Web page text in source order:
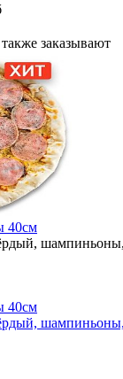
заказывают
40см
40см